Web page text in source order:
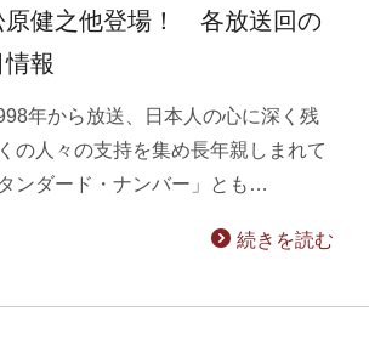
原健之他登場！ 各放送回の
報
年から放送、日本人の心に深く残
の人々の支持を集め長年親しまれて
ンダード・ナンバー」とも…
続きを読む